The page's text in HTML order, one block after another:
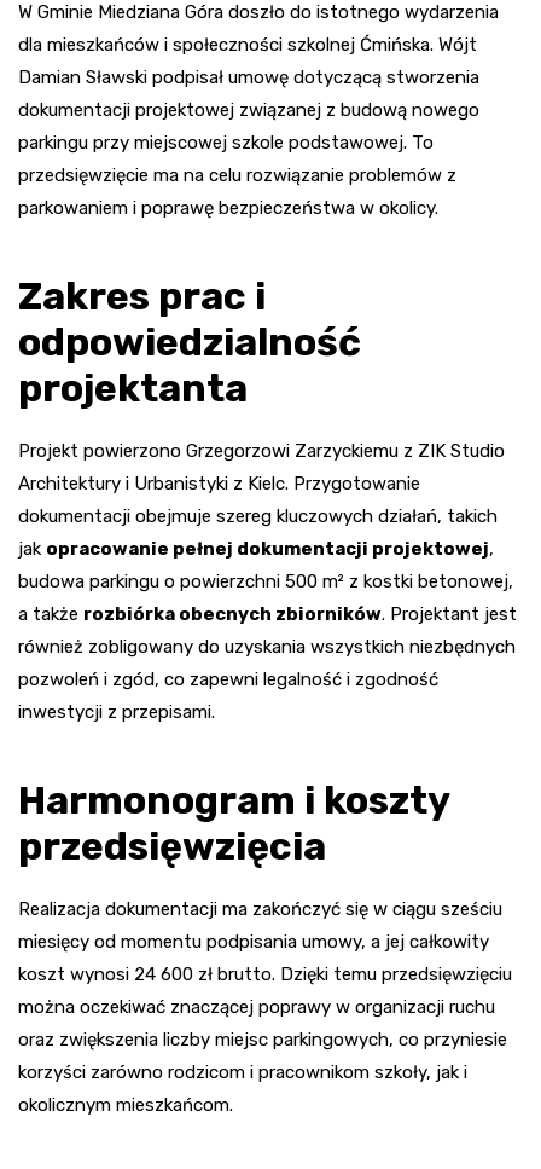
W Gminie Miedziana Góra doszło do istotnego wydarzenia
dla mieszkańców i społeczności szkolnej Ćmińska. Wójt
Damian Sławski podpisał umowę dotyczącą stworzenia
dokumentacji projektowej związanej z budową nowego
parkingu przy miejscowej szkole podstawowej. To
przedsięwzięcie ma na celu rozwiązanie problemów z
parkowaniem i poprawę bezpieczeństwa w okolicy.
Zakres prac i
odpowiedzialność
projektanta
Projekt powierzono Grzegorzowi Zarzyckiemu z ZIK Studio
Architektury i Urbanistyki z Kielc. Przygotowanie
dokumentacji obejmuje szereg kluczowych działań, takich
jak opracowanie pełnej dokumentacji projektowej,
budowa parkingu o powierzchni 500 m² z kostki betonowej,
a także rozbiórka obecnych zbiorników. Projektant jest
również zobligowany do uzyskania wszystkich niezbędnych
pozwoleń i zgód, co zapewni legalność i zgodność
inwestycji z przepisami.
Harmonogram i koszty
przedsięwzięcia
Realizacja dokumentacji ma zakończyć się w ciągu sześciu
miesięcy od momentu podpisania umowy, a jej całkowity
koszt wynosi 24 600 zł brutto. Dzięki temu przedsięwzięciu
można oczekiwać znaczącej poprawy w organizacji ruchu
oraz zwiększenia liczby miejsc parkingowych, co przyniesie
korzyści zarówno rodzicom i pracownikom szkoły, jak i
okolicznym mieszkańcom.